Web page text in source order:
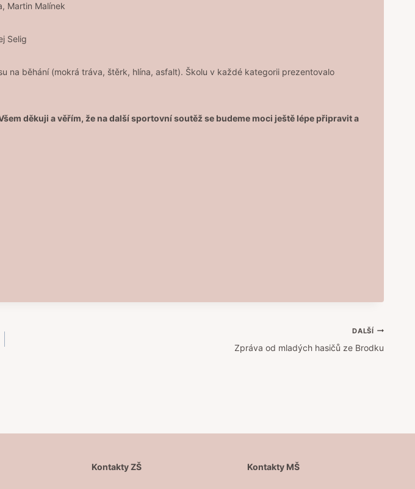
Martin Malínek
Selig
na běhání (mokrá tráva, štěrk, hlína, asfalt). Školu v každé kategorii prezentovalo
děkuji a věřím, že na další sportovní soutěž se budeme moci ještě lépe připravit a
DALŠÍ
Zpráva od mladých hasičů ze Brodku
Kontakty ZŠ Kontakty MŠ